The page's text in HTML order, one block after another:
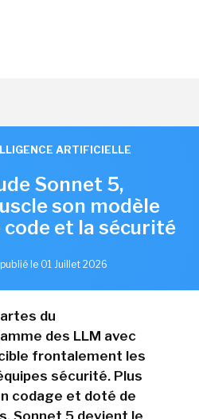
ARTIFICIELLE
Sonnet 5,
son modèle
et la sécurité
publié le 01 Juillet 2026
du
des LLM avec
frontalement les
sécurité. Plus
codage et doté de